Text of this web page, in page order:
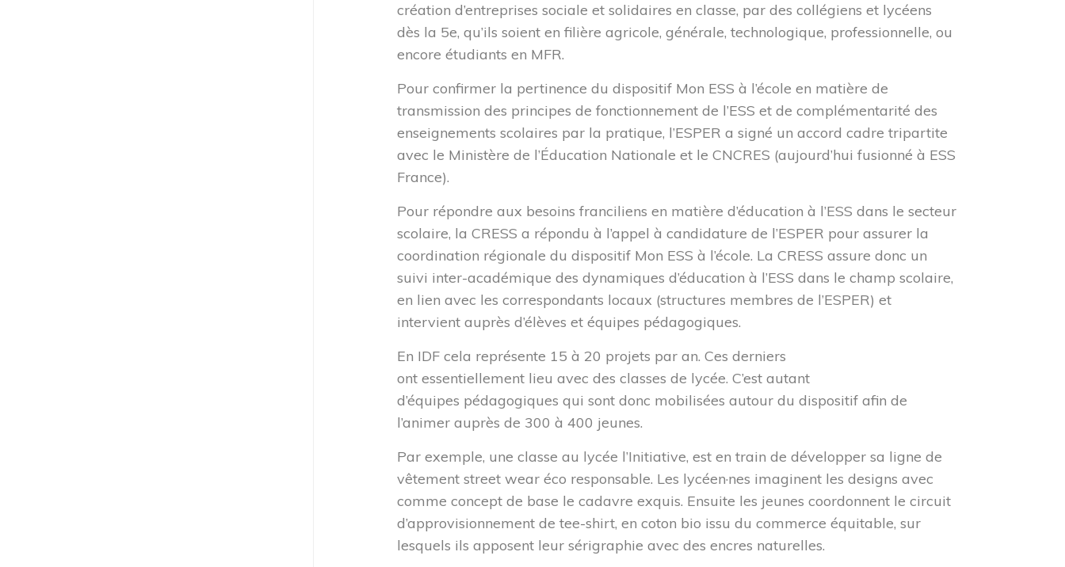
création d’entreprises sociale et solidaires en classe, par des collégiens et lycéens
dès la 5e, qu’ils soient en filière agricole, générale, technologique, professionnelle, ou
encore étudiants en MFR.
Pour confirmer la pertinence du dispositif Mon ESS à l’école en matière de
transmission des principes de fonctionnement de l’ESS et de complémentarité des
enseignements scolaires par la pratique, l’ESPER a signé un accord cadre tripartite
avec le Ministère de l’Éducation Nationale et le CNCRES (aujourd’hui fusionné à ESS
France).
Pour répondre aux besoins franciliens en matière d’éducation à l’ESS dans le secteur
scolaire, la CRESS a répondu à l’appel à candidature de l’ESPER pour assurer la
coordination régionale du dispositif Mon ESS à l’école. La CRESS assure donc un
suivi inter-académique des dynamiques d’éducation à l’ESS dans le champ scolaire,
en lien avec les correspondants locaux (structures membres de l’ESPER) et
intervient auprès d’élèves et équipes pédagogiques.
En IDF cela représente 15 à 20 projets par an. Ces derniers
ontessentiellement lieuavec des classes de lycée. C’est autant
d’équipes pédagogiques qui sont donc mobilisées autour du dispositif afin de
l’animer auprès de 300à 400 jeunes.
Par exemple, une classe au lycée l’Initiative, est en train de développer sa ligne de
vêtementstreet wear éco responsable. Les lycéen·nes imaginent les designs avec
comme concept de base lecadavre exquis. Ensuite les jeunes coordonnent le circuit
d’approvisionnement de tee-shirt,en coton bio issu du commerce équitable, sur
lesquels ils apposent leur sérigraphie avec des encres naturelles.